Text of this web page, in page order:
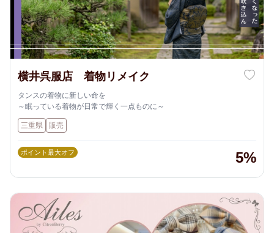
横井呉服店 着物リメイク
タンスの着物に新しい命を
～眠っている着物が日常で輝く一点ものに～
三重県 販売
ポイント最大オフ 5%